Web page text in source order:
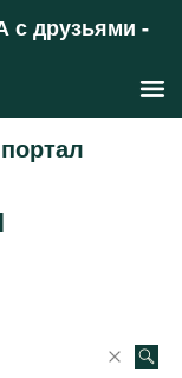
с друзьями -